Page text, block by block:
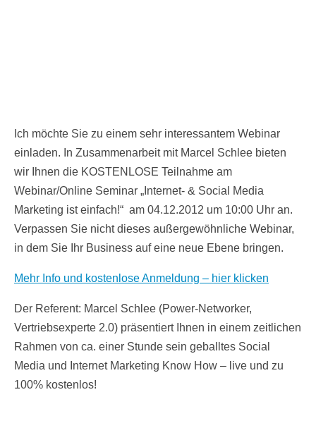
Ich möchte Sie zu einem sehr interessantem Webinar
einladen. In Zusammenarbeit mit Marcel Schlee bieten
wir Ihnen die KOSTENLOSE Teilnahme am
Webinar/Online Seminar „Internet- & Social Media
Marketing ist einfach!“ am 04.12.2012 um 10:00 Uhr an.
Verpassen Sie nicht dieses außergewöhnliche Webinar,
in dem Sie Ihr Business auf eine neue Ebene bringen.
Mehr Info und kostenlose Anmeldung – hier klicken
Der Referent: Marcel Schlee (Power-Networker,
Vertriebsexperte 2.0) präsentiert Ihnen in einem zeitlichen
Rahmen von ca. einer Stunde sein geballtes Social
Media und Internet Marketing Know How – live und zu
100% kostenlos!